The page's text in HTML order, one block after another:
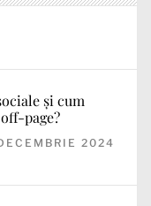
și cum
page?
2024